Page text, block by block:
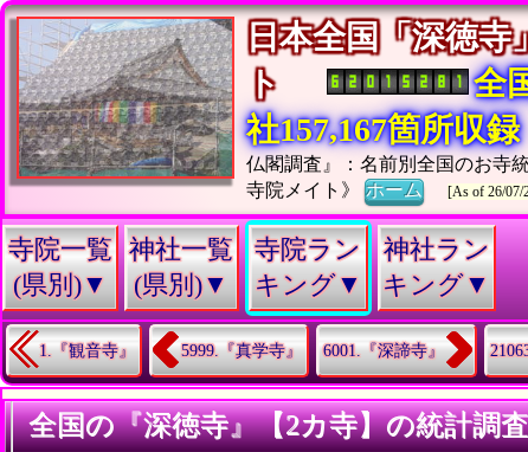
日本全国「深徳寺
ト
全
社157,167箇所収録
仏閣調査』：名前別全国のお寺
寺院メイト》ホーム [As of 26/07/
寺院一覧
(県別)▼
神社一覧
(県別)▼
寺院ラン
キング▼
神社ラン
キング▼
1.『観音寺』 5999.『真学寺』 6001.『深諦寺』
全国の『深徳寺』【2カ寺】の統計調査